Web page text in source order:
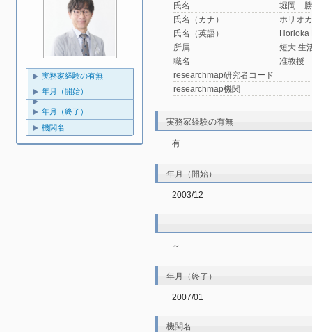
実務家経験の有無
年月（開始）
年月（終了）
機関名
氏名
堀岡 勝
氏名（カナ）
ホリオ
氏名（英語）
Horioka
所属
短大 生
職名
准教授
researchmap研究者コード
researchmap機関
実務家経験の有無
有
年月（開始）
2003/12
～
年月（終了）
2007/01
機関名